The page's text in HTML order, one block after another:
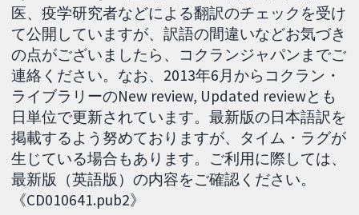
医、疫学研究者などによる翻訳のチェックを受け
て公開していますが、訳語の間違いなどお気づき
の点がございましたら、コクランジャパンまでご
連絡ください。なお、2013年6月からコクラン・
ライブラリーのNew review, Updated reviewとも
日単位で更新されています。最新版の日本語訳を
掲載するよう努めておりますが、タイム・ラグが
生じている場合もあります。ご利用に際しては、
最新版（英語版）の内容をご確認ください。
《CD010641.pub2》